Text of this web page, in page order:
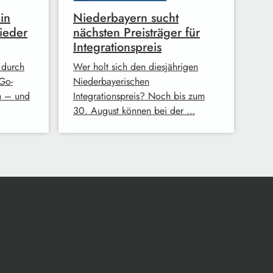
– und
Niederbayern sucht
nächsten Preisträger für
Integrationspreis
Wer holt sich den diesjährigen
Niederbayerischen
Integrationspreis? Noch bis zum
30. August können bei der …